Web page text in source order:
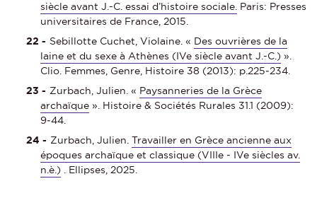
siècle avant J.-C. essai d’histoire sociale. Paris: Presses
universitaires de France, 2015.
Sebillotte Cuchet, Violaine. « Des ouvrières de la
laine et du sexe à Athènes (IVe siècle avant J.-C.) ».
Clio. Femmes, Genre, Histoire 38 (2013): p.225‑234.
Zurbach, Julien. « Paysanneries de la Grèce
archaïque ». Histoire & Sociétés Rurales 31.1 (2009):
9‑44.
Zurbach, Julien.Travailler en Grèce ancienne aux
époques archaïque et classique (VIIIe - IVe siècles av.
n.è.) . Ellipses, 2025.